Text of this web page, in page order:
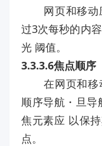
网页和移动
过3次每秒的内
光 阈值。
3.3.3.6焦点顺序
在网页和移
顺序导航・旦导
焦元素应 以保
点。